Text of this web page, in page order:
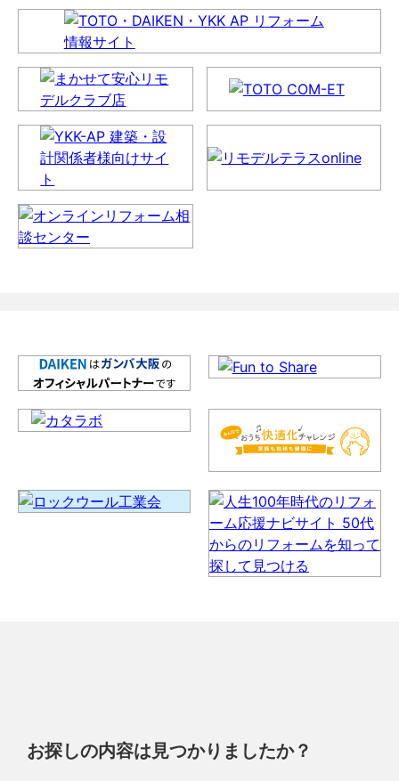
お探しの内容は見つかりましたか？